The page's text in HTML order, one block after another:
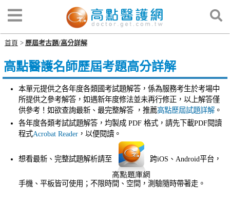
首頁 歷屆考古題/高分詳解
高點醫護名師歷屆考題高分詳解
本單元提供之各年度各類國考試題解答，係為服務考生於考場中
所提供之參考解答，如遇新年度修法並未再行修正，以上解答僅
供參考！如欲查詢最新、最完整解答 ，推薦高點歷屆試題詳解。
各年度各類考試試題解答，均製成 PDF 格式，請先下載PDF閱讀
程式Acrobat Reader，以便閱讀。
想看最新、完整試題解析請至 跨iOS、Android平台，
手機、平板皆可使用；不限時間、空間，測驗隨時帶著走。